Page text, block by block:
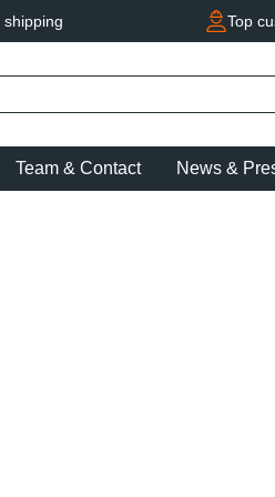
shipping Top
Team & Contact News &